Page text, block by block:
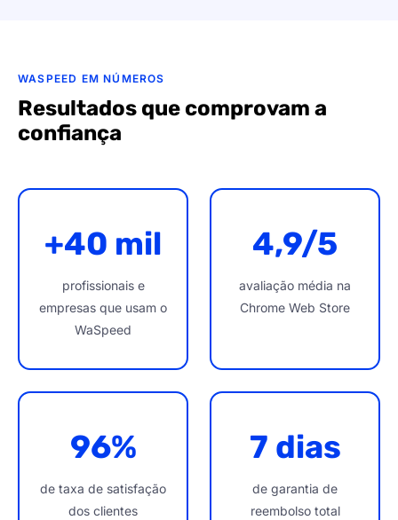
WASPEED EM NÚMEROS
Resultados que comprovam a
confiança
+40 mil
profissionais e
empresas que usam o
WaSpeed
4,9/5
avaliação média na
Chrome Web Store
96%
de taxa de satisfação
dos clientes
7 dias
de garantia de
reembolso total